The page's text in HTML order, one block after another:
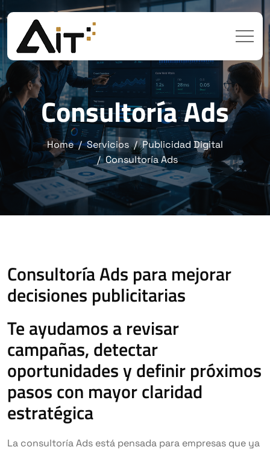
Consultoría Ads
Home Servicios
Publicidad Digital
Consultoría Ads
Consultoría Ads para mejorar
decisiones publicitarias
Te ayudamos a revisar
campañas, detectar
oportunidades y definir próximos
pasos con mayor claridad
estratégica
La consultoría Ads está pensada para empresas que ya